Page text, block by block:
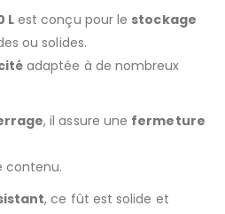
Lest conçu pour le stockage
ou solides.
adaptée à de nombreux
, il assure une fermeture
contenu.
, ce fût est solide et